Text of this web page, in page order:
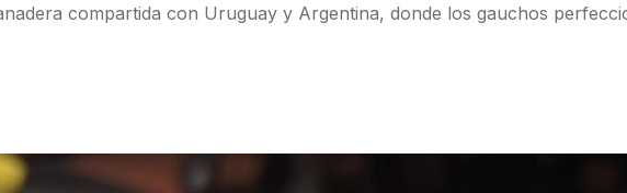
compartida con Uruguay y Argentina, donde los gauchos